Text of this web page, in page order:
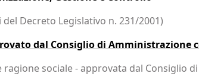
Decreto Legislativo n. 231/2001)
dal Consiglio di Amministrazione
ragione sociale - approvata dal Consiglio